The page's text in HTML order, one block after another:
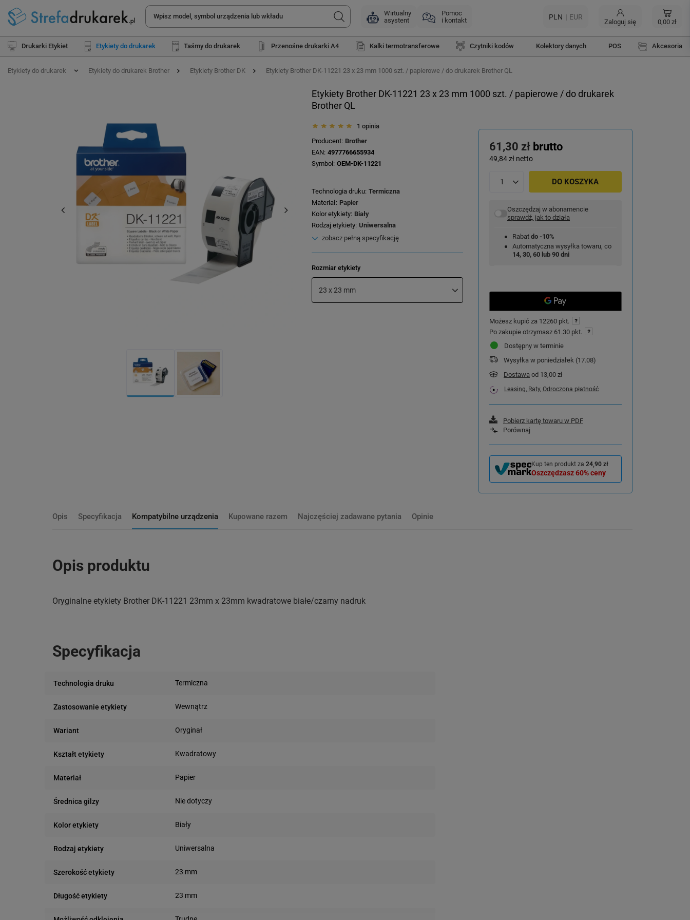
Wirtualny
asystent
Pomoc
i kontakt
PLN EUR
Zaloguj się 0,00 zł
Drukarki Etykiet Etykiety do drukarek Taśmy do drukarek Przenośne drukarki A4 Kalki termotransferowe Czytniki kodów Kolektory danych POS Akcesoria
Etykiety do drukarek Etykiety do drukarek Brother Etykiety Brother DK Etykiety Brother DK-11221 23 x 23 mm 1000 szt. / papierowe / do drukarek Brother QL
Etykiety Brother DK-11221 23 x 23 mm 1000 szt. / papierowe / do drukarek
Brother QL
1 opinia
61,30 zł brutto
49,84 zł netto
DO KOSZYKA
Oszczędzaj w abonamencie
sprawdź, jak to działa
Rabat do -10%
Automatyczna wysyłka towaru, co
14, 30, 60 lub 90 dni
Możesz kupić za 12260 pkt.
Po zakupie otrzymasz 61.30 pkt.
Dostępny w terminie
Wysyłka w poniedziałek (17.08)
Dostawa od 13,00 zł
Leasing, Raty, Odroczona płatność
Pobierz kartę towaru w PDF
Porównaj
Kup ten produkt za 24,90 zł
Oszczędzasz60%ceny
Producent Brother
EAN 4977766655934
Symbol
OEM-DK-11221
Technologia druku Termiczna
Materiał Papier
Kolor etykiety Biały
Rodzaj etykiety Uniwersalna
zobacz pełną specyfikację
Rozmiar etykiety
23 x 23 mm
Opis Specyfikacja Kompatybilne urządzenia Kupowane razem Najczęściej zadawane pytania Opinie
Opis produktu
Oryginalne etykiety Brother DK-11221 23mm x 23mm kwadratowe białe/czarny nadruk
Specyfikacja
Technologia druku Termiczna
Zastosowanie etykiety Wewnątrz
Wariant Oryginał
Kształt etykiety Kwadratowy
Materiał Papier
Średnica gilzy Nie dotyczy
Kolor etykiety Biały
Rodzaj etykiety Uniwersalna
Szerokość etykiety 23 mm
Długość etykiety 23 mm